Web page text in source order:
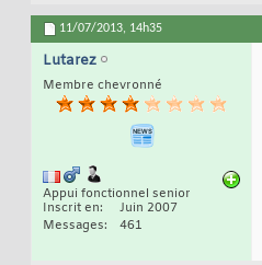
11/07/2013, 14h35
Lutarez
Membre chevronné
Appui fonctionnel senior
Inscrit en
Juin 2007
Messages
461